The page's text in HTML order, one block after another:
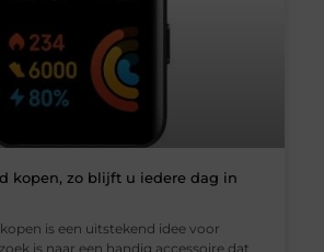
kopen, zo blijft u iedere dag in
is een uitstekend idee voor
is naar een handig accessoire dat